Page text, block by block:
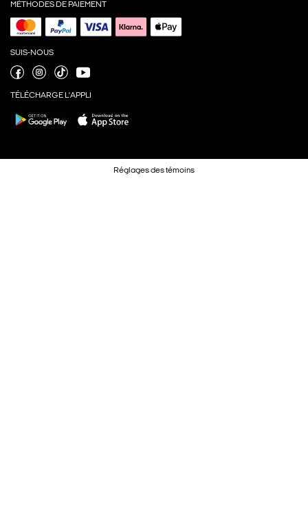
MÉTHODES DE PAIEMENT
SUIS-NOUS
TÉLÉCHARGE L'APPLI
Réglages des témoins